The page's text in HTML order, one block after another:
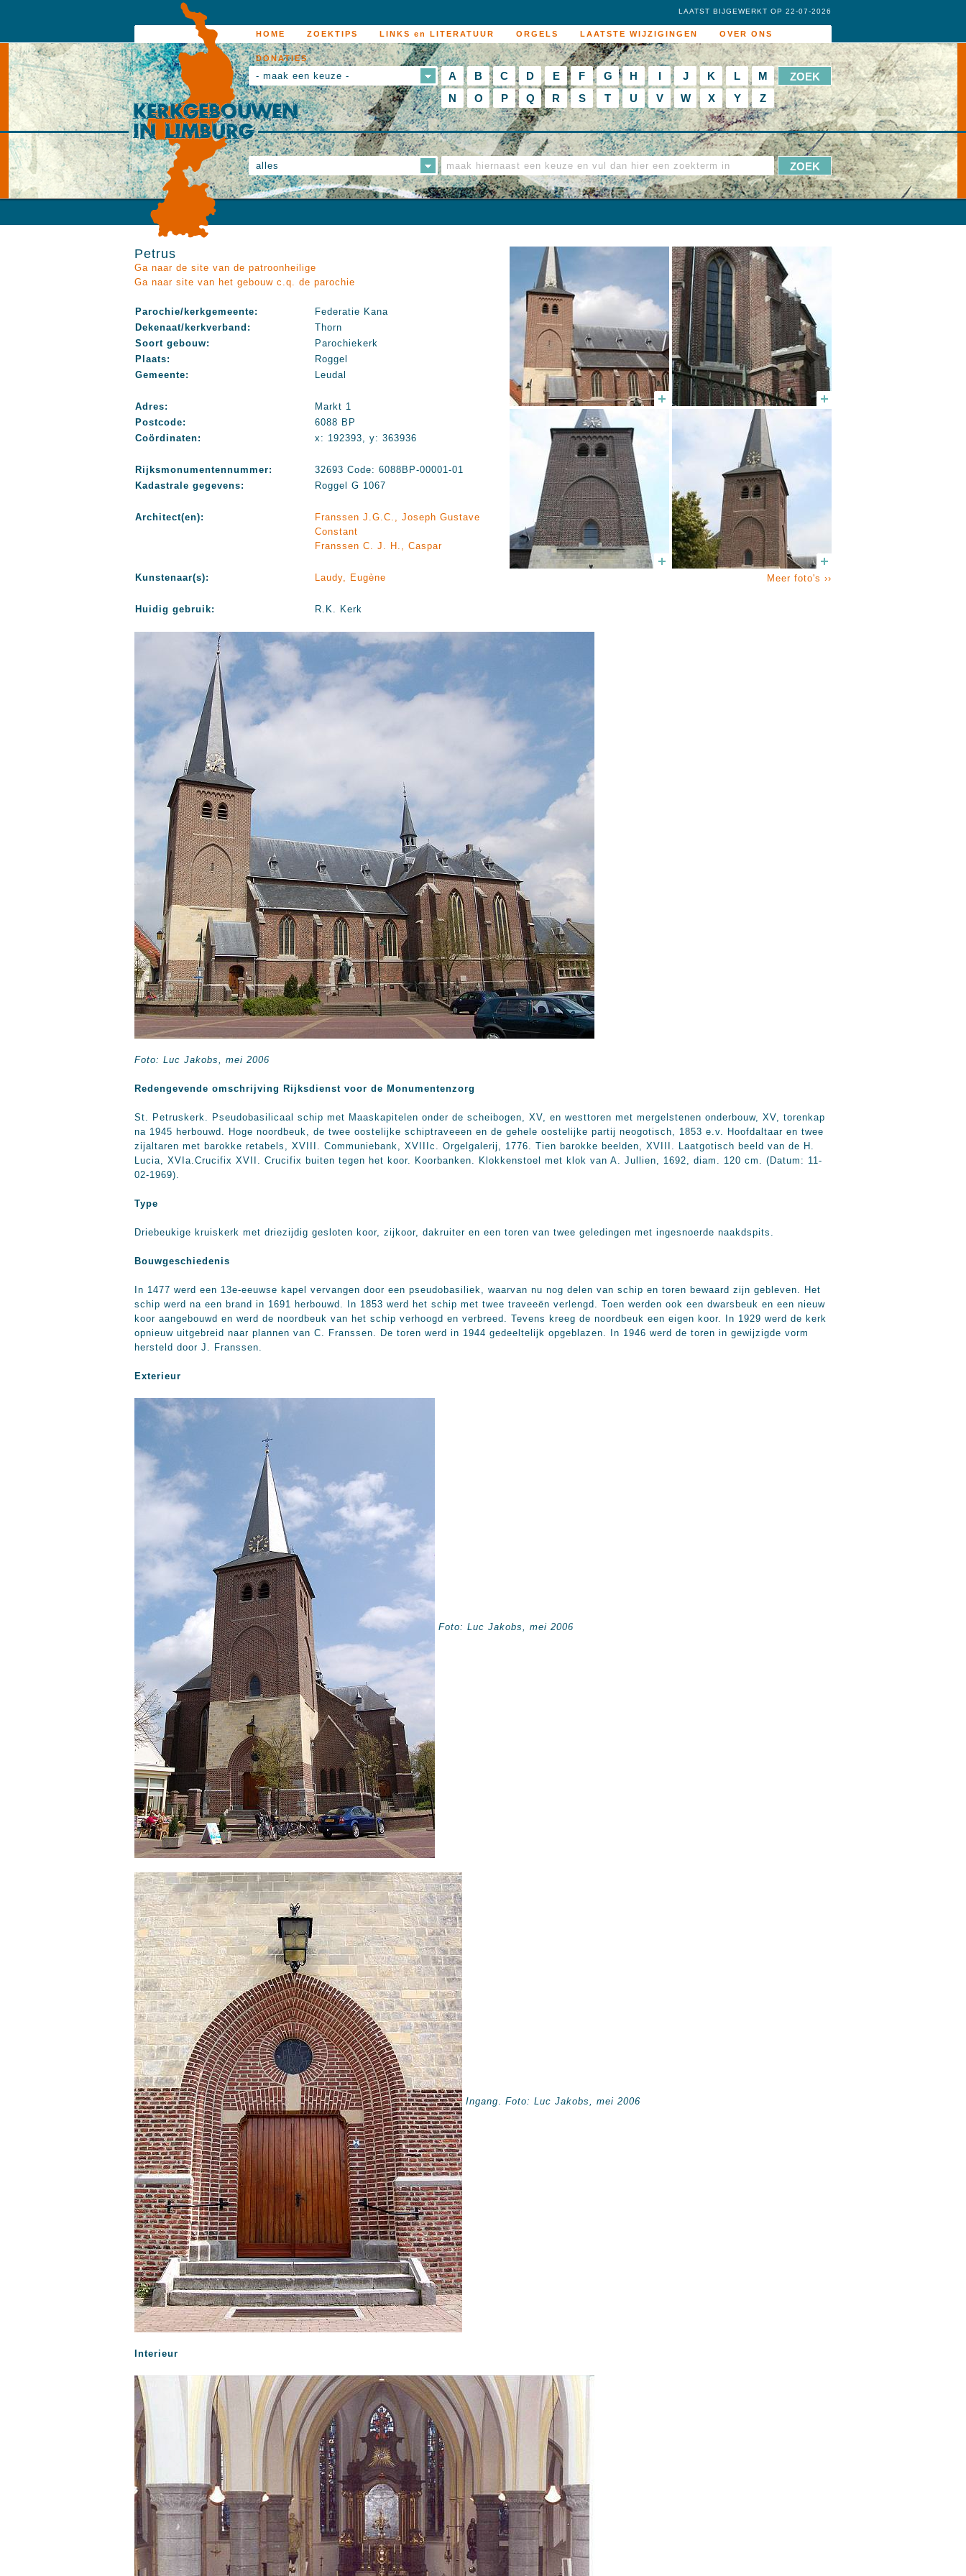
HOME ZOEKTIPS LINKS en LITERATUUR ORGELS LAATSTE WIJZIGINGEN OVER ONS
DONATIES
LAATST BIJGEWERKT OP 22-07-2026
- maak een keuze - A B C D E F G H I J K L
M
N
O P Q R S T U V W X Y Z
alles
Petrus
Ga naar de site van de patroonheilige
Ga naar site van het gebouw c.q. de parochie
Parochie/kerkgemeente:
Federatie Kana
Dekenaat/kerkverband:
Thorn
Soort gebouw:
Parochiekerk
Plaats:
Roggel
Gemeente:
Leudal
Adres:
Markt 1
Postcode:
6088 BP
Coördinaten:
x: 192393, y: 363936
Rijksmonumentennummer:
32693 Code: 6088BP-00001-01
Kadastrale gegevens:
Roggel G 1067
Architect(en):
Franssen J.G.C., Joseph Gustave
Constant
Franssen C. J. H., Caspar
Kunstenaar(s): Laudy, Eugène
Huidig gebruik: R.K. Kerk
Meer foto's ››
Foto: Luc Jakobs, mei 2006
Redengevende omschrijving Rijksdienst voor de Monumentenzorg
St. Petruskerk. Pseudobasilicaal schip met Maaskapitelen onder de scheibogen, XV, en westtoren met mergelstenen onderbouw, XV, torenkap
na 1945 herbouwd. Hoge noordbeuk, de twee oostelijke schiptraveeen en de gehele oostelijke partij neogotisch, 1853 e.v. Hoofdaltaar en twee
zijaltaren met barokke retabels, XVIII. Communiebank, XVIIIc. Orgelgalerij, 1776. Tien barokke beelden, XVIII. Laatgotisch beeld van de H.
Lucia, XVIa.Crucifix XVII. Crucifix buiten tegen het koor. Koorbanken. Klokkenstoel met klok van A. Jullien, 1692, diam. 120 cm. (Datum: 11-
02-1969).
Type
Driebeukige kruiskerk met driezijdig gesloten koor, zijkoor, dakruiter en een toren van twee geledingen met ingesnoerde naakdspits.
Bouwgeschiedenis
In 1477 werd een 13e-eeuwse kapel vervangen door een pseudobasiliek, waarvan nu nog delen van schip en toren bewaard zijn gebleven. Het
schip werd na een brand in 1691 herbouwd. In 1853 werd het schip met twee traveeën verlengd. Toen werden ook een dwarsbeuk en een nieuw
koor aangebouwd en werd de noordbeuk van het schip verhoogd en verbreed. Tevens kreeg de noordbeuk een eigen koor. In 1929 werd de kerk
opnieuw uitgebreid naar plannen van C. Franssen. De toren werd in 1944 gedeeltelijk opgeblazen. In 1946 werd de toren in gewijzigde vorm
hersteld door J. Franssen.
Exterieur
Foto: Luc Jakobs, mei 2006
Ingang. Foto: Luc Jakobs, mei 2006
Interieur